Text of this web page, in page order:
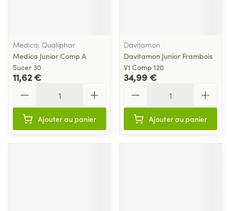
Medica, Qualiphar
Medica Junior Comp A
Sucer 30
11,62 €
Ajouter au panier
Davitamon
Davitamon Junior Frambois
V1 Comp 120
34,99 €
Ajouter au panier